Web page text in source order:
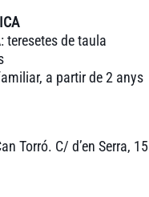
teresetes de taula
a partir de 2 anys
Torró. C/ d’en Serra, 15